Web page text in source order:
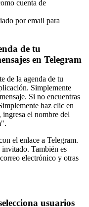
cuenta de
por email para
de tu
en Telegram
de la agenda de tu
Simplemente
Si no encuentras
haz clic en
el nombre del
el enlace a Telegram.
invitado. También es
electrónico y otras
usuarios